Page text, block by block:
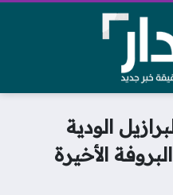
الودية
الأخيرة